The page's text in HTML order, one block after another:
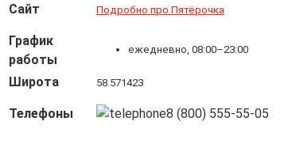
Сайт Подробно про Пятёрочка
График
работы
ежедневно, 08:00–23:00
Широта 58.571423
Телефоны 8 (800) 555-55-05